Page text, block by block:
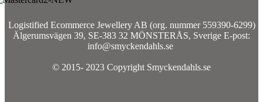
Logistified Ecommerce Jewellery AB (org. nummer 559390-6299)
Älgerumsvägen 39, SE-383 32 MÖNSTERÅS, Sverige E-post:
info@smyckendahls.se
© 2015- 2023 Copyright Smyckendahls.se